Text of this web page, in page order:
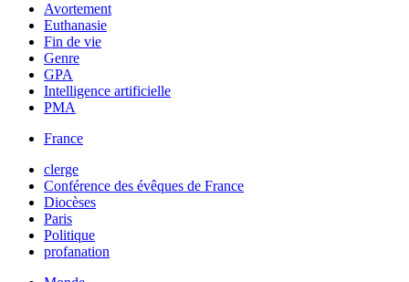
Avortement
Euthanasie
Fin de vie
Genre
GPA
Intelligence artificielle
PMA
France
clerge
Conférence des évêques de France
Diocèses
Paris
Politique
profanation